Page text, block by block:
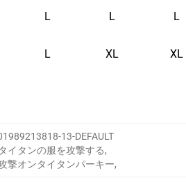
L L L
L XL XL
13-DEFAULT
タイタンの服を攻撃する,
撃オンタイタンパーキー,